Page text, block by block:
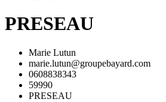
PRESEAU
Marie Lutun
marie.lutun@groupebayard.com
0608838343
59990
PRESEAU